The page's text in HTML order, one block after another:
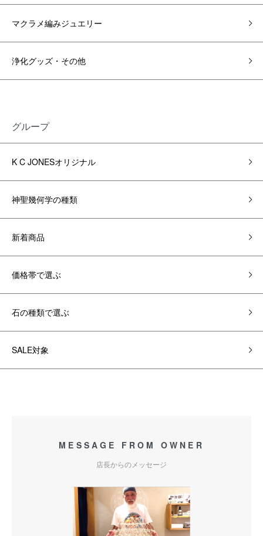
マクラメ編みジュエリー
浄化グッズ・その他
グループ
K C JONESオリジナル
神聖幾何学の種類
新着商品
価格帯で選ぶ
石の種類で選ぶ
SALE対象
MESSAGE FROM OWNER
店長からのメッセージ